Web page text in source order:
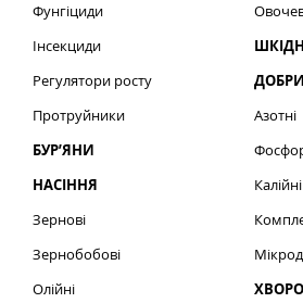
Фунгіциди
Інсекциди
Регулятори росту
Протруйники
БУР’ЯНИ
НАСІННЯ
Зернові
Зернобобові
Олійні
Азотні
Калійні